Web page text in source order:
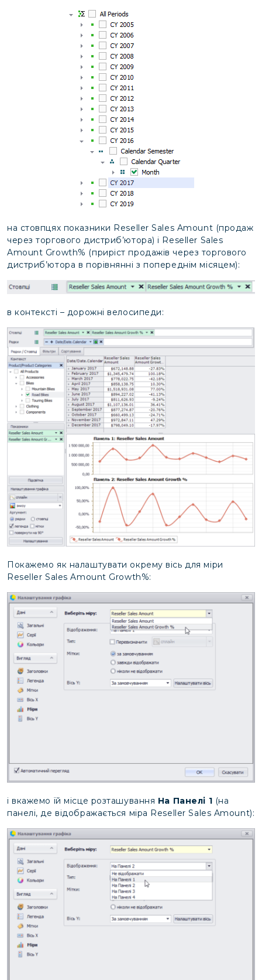
на стовпцях показники Reseller Sales Amount (продаж
через торгового дистриб’ютора) і Reseller Sales
Amount Growth% (приріст продажів через торгового
дистриб’ютора в порівнянні з попереднім місяцем):
в контексті – дорожні велосипеди:
Покажемо як налаштувати окрему вісь для міри
Reseller Sales Amount Growth%:
і вкажемо їй місце розташування На Панелі 1 (на
панелі, де відображається міра Reseller Sales Amount):